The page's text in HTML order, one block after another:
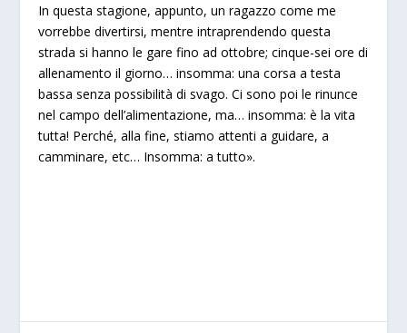
In questa stagione, appunto, un ragazzo come me
vorrebbe divertirsi, mentre intraprendendo questa
strada si hanno le gare fino ad ottobre; cinque-sei ore di
allenamento il giorno… insomma: una corsa a testa
bassa senza possibilità di svago. Ci sono poi le rinunce
nel campo dell’alimentazione, ma… insomma: è la vita
tutta! Perché, alla fine, stiamo attenti a guidare, a
camminare, etc… Insomma: a tutto».